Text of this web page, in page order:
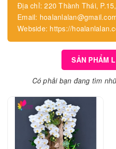
Địa chỉ: 220 Thành Thái,
Email:
Webside: https://
SẢN PHẨM
Có phải bạn đang tìm